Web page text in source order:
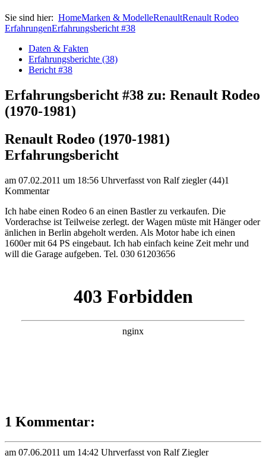
Sie sind hier: HomeMarken & ModelleRenaultRenault Rodeo
ErfahrungenErfahrungsbericht #38
Daten & Fakten
Erfahrungsberichte (38)
Bericht #38
Erfahrungsbericht #38 zu: Renault Rodeo
(1970-1981)
Renault Rodeo (1970-1981)
Erfahrungsbericht
am 07.02.2011 um 18:56 Uhrverfasst von Ralf ziegler (44)1
Kommentar
Ich habe einen Rodeo 6 an einen Bastler zu verkaufen. Die
Vorderachse ist Teilweise zerlegt. der Wagen müste mit Hänger oder
änlichen in Berlin abgeholt werden. Als Motor habe ich einen
1600er mit 64 PS eingebaut. Ich hab einfach keine Zeit mehr und
will die Garage aufgeben. Tel. 030 61203656
1 Kommentar:
am 07.06.2011 um 14:42 Uhrverfasst von Ralf Ziegler